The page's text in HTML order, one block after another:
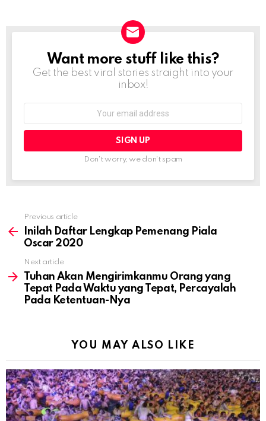
NEWSLETTER
Want more stuff like this?
Get the best viral stories straight into your
inbox!
Don't worry, we don't spam
more
Previous article
Inilah Daftar Lengkap Pemenang Piala
Oscar 2020
Next article
Tuhan Akan Mengirimkanmu Orang yang
Tepat Pada Waktu yang Tepat, Percayalah
Pada Ketentuan-Nya
YOU MAY ALSO LIKE